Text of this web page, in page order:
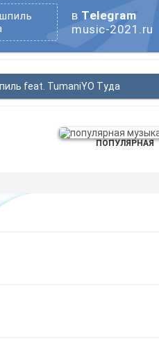
в Telegram
music-2021.ru
feat. TumaniYO Туда
ПОПУЛЯРНАЯ